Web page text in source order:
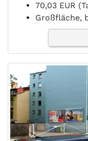
70,03 EUR
Großfläche,